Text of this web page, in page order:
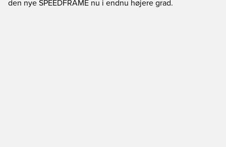
den nye SPEEDFRAME nu i endnu højere grad.